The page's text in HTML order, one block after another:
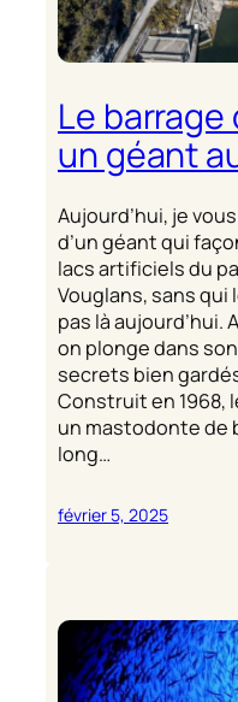
Le barrage
un géant
Aujourd’hui, je
d’un géant qui
lacs artificiels du
Vouglans, sans qui
pas là aujourd’hui.
on plonge dans
secrets bien
Construit en 1968,
un mastodonte de
long…
février 5, 2025